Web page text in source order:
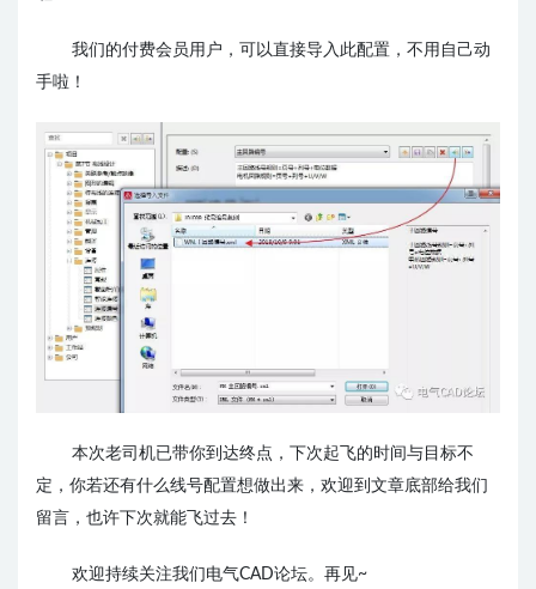
我们的付费会员用户，可以直接导入此配置，不用自己动
手啦！
本次老司机已带你到达终点，下次起飞的时间与目标不
定，你若还有什么线号配置想做出来，欢迎到文章底部给我们
留言，也许下次就能飞过去！
欢迎持续关注我们电气CAD论坛。再见~